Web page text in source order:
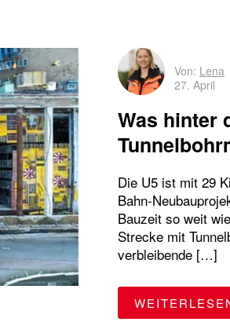
Was hinter
Von: Lena
27. April
Die U5 ist mit 29
Bahn-
Bauzeit so weit
Strecke mit
verbleibende […]